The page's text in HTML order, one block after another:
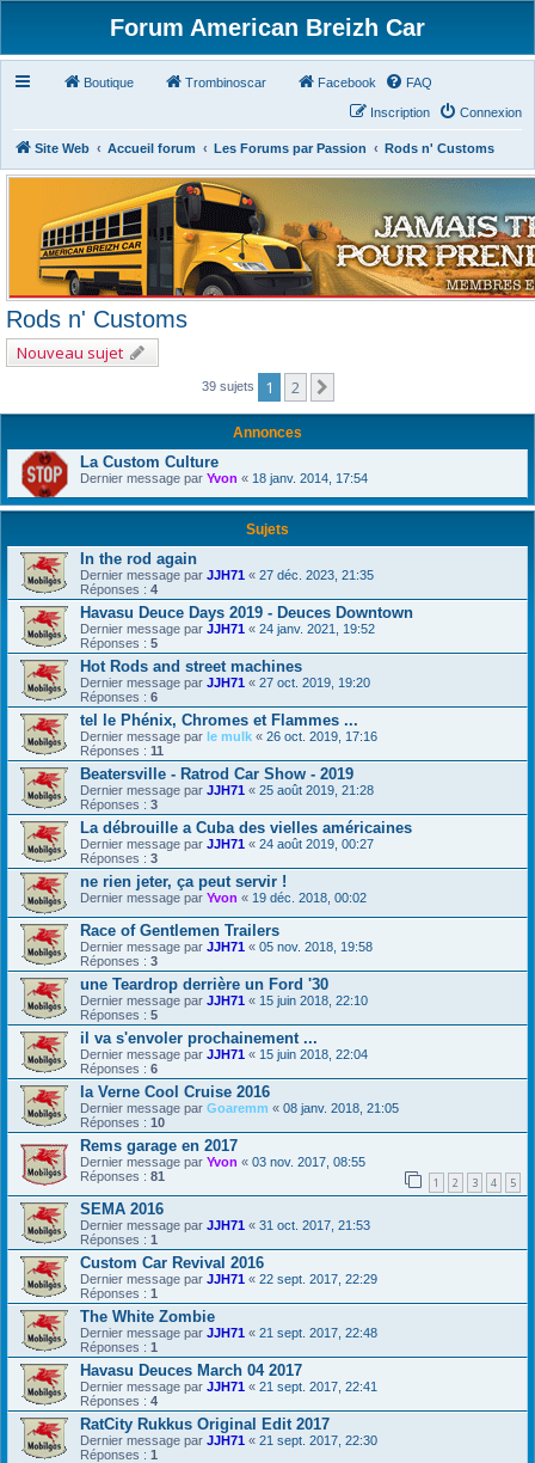
Forum American Breizh Car
Boutique Trombinoscar Facebook FAQ
Connexion
Inscription
Site Web Accueil forum Les Forums par Passion Rods n' Customs
Rods n' Customs
Nouveau sujet
39 sujets 1 2
Annonces
La Custom Culture
Dernier message par Yvon « 18 janv. 2014, 17:54
Sujets
In the rod again
Dernier message par JJH71 « 27 déc. 2023, 21:35
Réponses : 4
Havasu Deuce Days 2019 - Deuces Downtown
Dernier message par JJH71 « 24 janv. 2021, 19:52
Réponses : 5
Hot Rods and street machines
Dernier message par JJH71 « 27 oct. 2019, 19:20
Réponses : 6
tel le Phénix, Chromes et Flammes ...
Dernier message par le mulk « 26 oct. 2019, 17:16
Réponses : 11
Beatersville - Ratrod Car Show - 2019
Dernier message par JJH71 « 25 août 2019, 21:28
Réponses : 3
La débrouille a Cuba des vielles américaines
Dernier message par JJH71 « 24 août 2019, 00:27
Réponses : 3
ne rien jeter, ça peut servir !
Dernier message par Yvon « 19 déc. 2018, 00:02
Race of Gentlemen Trailers
Dernier message par JJH71 « 05 nov. 2018, 19:58
Réponses : 3
une Teardrop derrière un Ford '30
Dernier message par JJH71 « 15 juin 2018, 22:10
Réponses : 5
il va s'envoler prochainement ...
Dernier message par JJH71 « 15 juin 2018, 22:04
Réponses : 6
la Verne Cool Cruise 2016
Dernier message par Goaremm « 08 janv. 2018, 21:05
Réponses : 10
Rems garage en 2017
Dernier message par Yvon « 03 nov. 2017, 08:55
Réponses : 81 1 2 3 4 5
SEMA 2016
Dernier message par JJH71 « 31 oct. 2017, 21:53
Réponses : 1
Custom Car Revival 2016
Dernier message par JJH71 « 22 sept. 2017, 22:29
Réponses : 1
The White Zombie
Dernier message par JJH71 « 21 sept. 2017, 22:48
Réponses : 1
Havasu Deuces March 04 2017
Dernier message par JJH71 « 21 sept. 2017, 22:41
Réponses : 4
RatCity Rukkus Original Edit 2017
Dernier message par JJH71 « 21 sept. 2017, 22:30
Réponses : 1